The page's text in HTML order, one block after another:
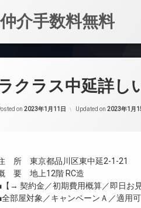
介手数料無料
クラス中延詳し
on 2023年1月11日 Updated on 2023年1月
所 東京都品川区東中延2-1-21
要 地上12階 RC造
【→ 契約金／初期費用概算／即日お見
全部屋対象／キャンペーンＡ／適用可